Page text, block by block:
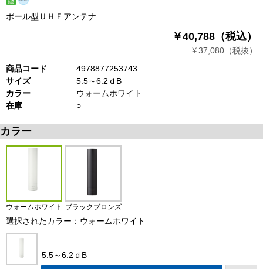
ポール型ＵＨＦアンテナ
￥40,788（税込）
￥37,080（税抜）
商品コード
4978877253743
サイズ
5.5～6.2ｄB
カラー
ウォームホワイト
在庫
○
カラー
ウォームホワイト ブラックブロンズ
選択されたカラー：ウォームホワイト
5.5～6.2ｄB